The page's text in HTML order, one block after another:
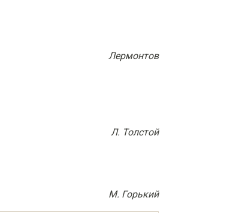
Лермонтов
Л. Толстой
М. Горький